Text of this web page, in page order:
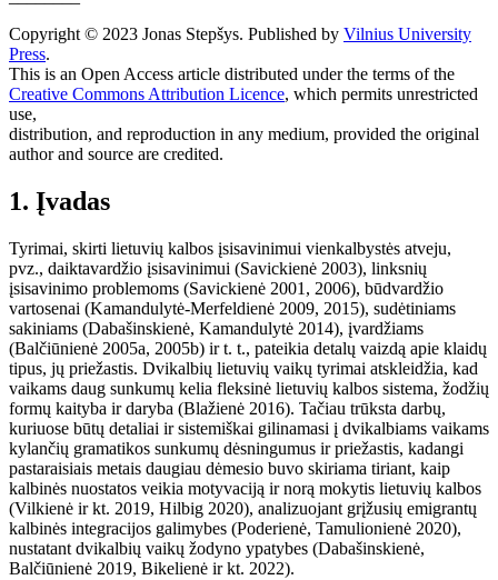
Copyright © 2023 Jonas Stepšys. Published by Vilnius University
Press.
This is an Open Access article distributed under the terms of the
Creative Commons Attribution Licence, which permits unrestricted
use,
distribution, and reproduction in any medium, provided the original
author and source are credited.
1. Įvadas
Tyrimai, skirti lietuvių kalbos įsisavinimui vienkalbystės atveju,
pvz., daiktavardžio įsisavinimui (Savickienė 2003), linksnių
įsisavinimo problemoms (Savickienė 2001, 2006), būdvardžio
vartosenai (Kamandulytė-Merfeldienė 2009, 2015), sudėtiniams
sakiniams (Dabašinskienė, Kamandulytė 2014), įvardžiams
(Balčiūnienė 2005a, 2005b) ir t. t., pateikia detalų vaizdą apie klaidų
tipus, jų priežastis. Dvikalbių lietuvių vaikų tyrimai atskleidžia, kad
vaikams daug sunkumų kelia fleksinė lietuvių kalbos sistema, žodžių
formų kaityba ir daryba (Blažienė 2016). Tačiau trūksta darbų,
kuriuose būtų detaliai ir sistemiškai gilinamasi į dvikalbiams vaikams
kylančių gramatikos sunkumų dėsningumus ir priežastis, kadangi
pastaraisiais metais daugiau dėmesio buvo skiriama tiriant, kaip
kalbinės nuostatos veikia motyvaciją ir norą mokytis lietuvių kalbos
(Vilkienė ir kt. 2019, Hilbig 2020), analizuojant grįžusių emigrantų
kalbinės integracijos galimybes (Poderienė, Tamulionienė 2020),
nustatant dvikalbių vaikų žodyno ypatybes (Dabašinskienė,
Balčiūnienė 2019, Bikelienė ir kt. 2022).